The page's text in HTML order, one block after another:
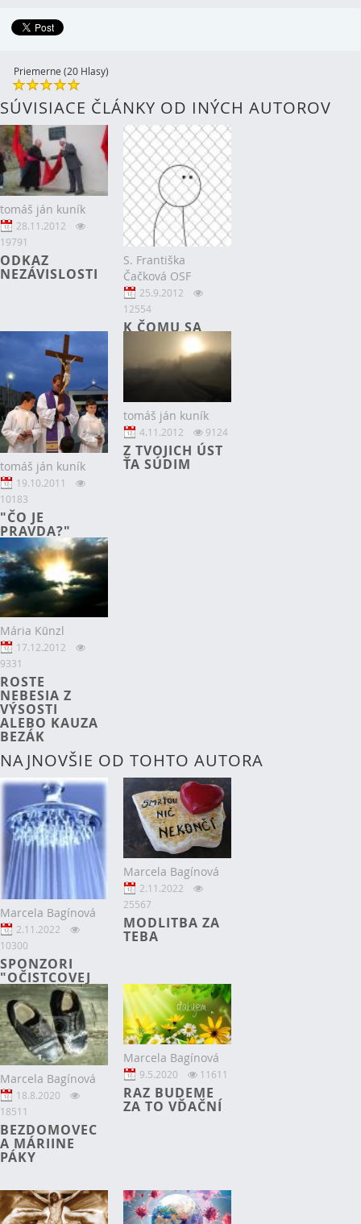
Priemerne (20 Hlasy)
SÚVISIACE ČLÁNKY OD INÝCH AUTOROV
tomáš ján kuník
28.11.2012
19791
ODKAZ
NEZÁVISLOSTI
S. Františka
Čačková OSF
25.9.2012
12554
K ČOMU SA
SATAN BEŽNE
NEPRIZNÁ
tomáš ján kuník
19.10.2011
10183
"ČO JE
PRAVDA?"
tomáš ján kuník
4.11.2012 9124
Z TVOJICH ÚST
ŤA SÚDIM
Mária Künzl
17.12.2012
9331
ROSTE
NEBESIA Z
VÝSOSTI
ALEBO KAUZA
BEZÁK
NAJNOVŠIE OD TOHTO AUTORA
Marcela Bagínová
2.11.2022
10300
SPONZORI
"OČISTCOVEJ
SPRCHY"
Marcela Bagínová
2.11.2022
25567
MODLITBA ZA
TEBA
Marcela Bagínová
18.8.2020
18511
BEZDOMOVEC
A MÁRIINE
PÁKY
Marcela Bagínová
9.5.2020 11611
RAZ BUDEME
ZA TO VĎAČNÍ